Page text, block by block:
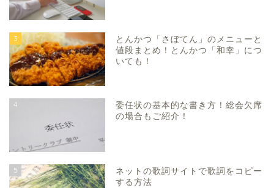
3
とんかつ「さぼてん」のメニューと
値段まとめ！とんかつ「和幸」につ
いても！
4
委任状の基本的な書き方！総会欠席
の場合もご紹介！
5
ネットの歌詞サイトで歌詞をコピー
する方法